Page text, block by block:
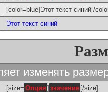
[color=blue]Этот текст синий[/
Этот текст синий
изменять
[size= Опция ] значение [/size]